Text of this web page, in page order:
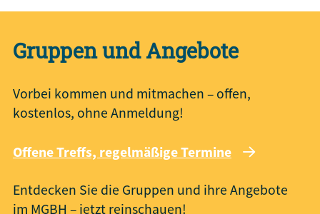
Gruppen und Angebote
Vorbei kommen und mitmachen – offen,
kostenlos, ohne Anmeldung!
Offene Treffs, regelmäßige Termine
Entdecken Sie die Gruppen und ihre Angebote
im MGBH – jetzt reinschauen!